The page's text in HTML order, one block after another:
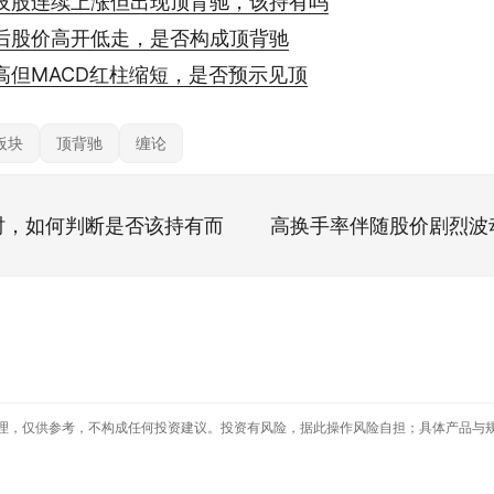
股价高开低走，是否构成顶背驰
但MACD红柱缩短，是否预示见顶
块 顶背驰 缠论
如何判断是否该持有而 高换手率伴随股价剧烈
，仅供参考，不构成任何投资建议。投资有风险，据此操作风险自担；具体产品与